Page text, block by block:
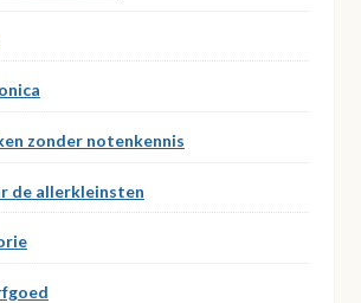
zonder notenkennis
de allerkleinsten